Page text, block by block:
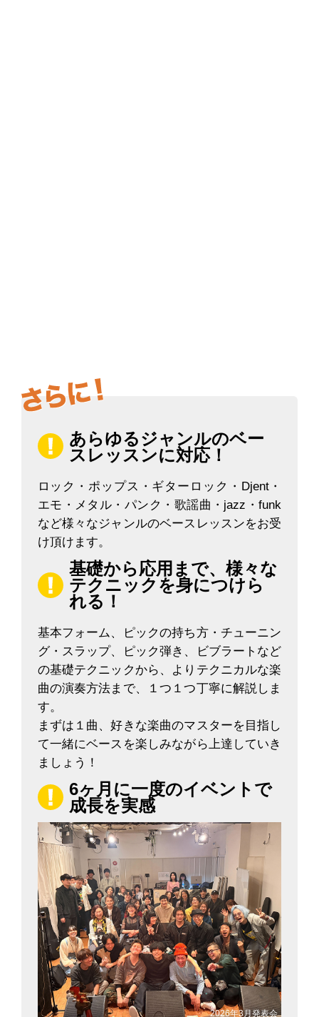
あらゆるジャンルのベー
スレッスンに対応！
ロック・ポップス・ギターロック・Djent・
エモ・メタル・パンク・歌謡曲・jazz・funk
など様々なジャンルのベースレッスンをお受
け頂けます。
基礎から応用まで、様々な
テクニックを身につけら
れる！
基本フォーム、ピックの持ち方・チューニン
グ・スラップ、ピック弾き、ビブラートなど
の基礎テクニックから、よりテクニカルな楽
曲の演奏方法まで、１つ１つ丁寧に解説しま
す。
まずは１曲、好きな楽曲のマスターを目指し
て一緒にベースを楽しみながら上達していき
ましょう！
6ヶ月に一度のイベントで
成長を実感
2026年3月発表会